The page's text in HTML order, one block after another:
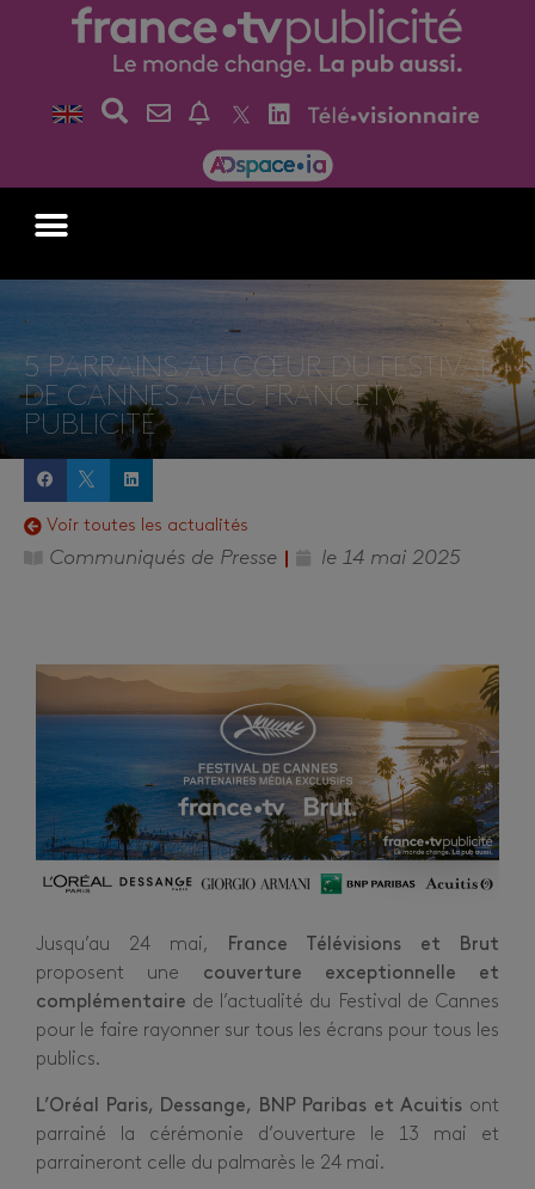
5 PARRAINS AU CŒUR DU FESTIVAL
DE CANNES AVEC FRANCETV
PUBLICITÉ
Voir toutes les actualités
Communiqués de Presse le 14 mai 2025
Jusqu’au 24 mai, France Télévisions et Brut
proposent une couverture exceptionnelle et
complémentaire de l’actualité du Festival de Cannes
pour le faire rayonner sur tous les écrans pour tous les
publics.
L’Oréal Paris, Dessange, BNP Paribas et Acuitis ont
parrainé la cérémonie d’ouverture le 13 mai et
parraineront celle du palmarès le 24 mai.